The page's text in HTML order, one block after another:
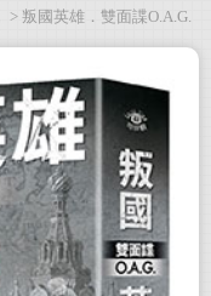
> 叛國英雄．雙面諜O.A.G.